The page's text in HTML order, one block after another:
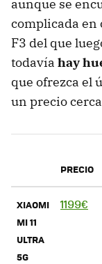
aunque se
complicada en
F3 del que
todavía hay
que ofrezca el
un precio
PRECIO
XIAOMI
MI 11
ULTRA
5G
1199€